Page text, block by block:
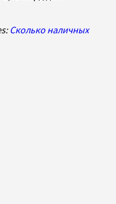
Сколько наличных